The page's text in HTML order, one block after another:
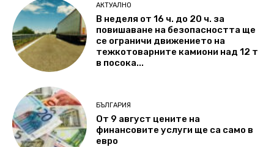
АКТУАЛНО
В неделя от 16 ч. до 20 ч. за
повишаване на безопасността ще
се ограничи движението на
тежкотоварните камиони над 12 т
в посока...
БЪЛГАРИЯ
От 9 август цените на
финансовите услуги ще са само в
евро